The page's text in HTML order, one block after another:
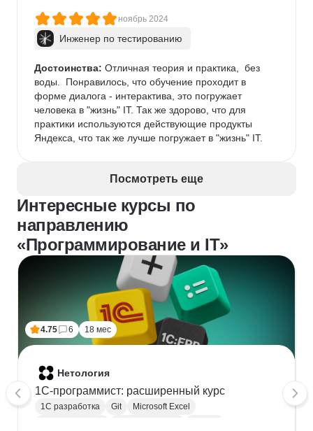
ноябрь 2024
Инженер по тестированию
Достоинства: Отличная теория и практика,  без
воды.  Понравилось, что обучение проходит в
форме диалога - интерактива, это погружает
человека в "жизнь" IT. Так же здорово, что для
практики используются действующие продукты
Яндекса, что так же лучше погружает в "жизнь" IT.
Посмотреть еще
Интересные курсы по
направлению
«Программирование и IT»
4.75 6 18 мес
Нетология
1C-программист: расширенный курс
1С разработка Git
Microsoft Excel